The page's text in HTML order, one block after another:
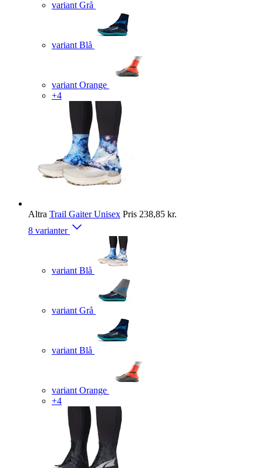
variant Grå
variant Blå
variant Orange
+4
Altra Trail Gaiter Unisex Pris 238,85 kr.
8 varianter
variant Blå
variant Grå
variant Blå
variant Orange
+4